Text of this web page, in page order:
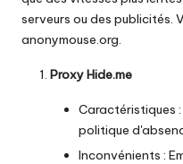
serveurs ou des publicités.
anonymouse.org.
Proxy Hide.me
Caractéristiques
politique
Inconvénients :